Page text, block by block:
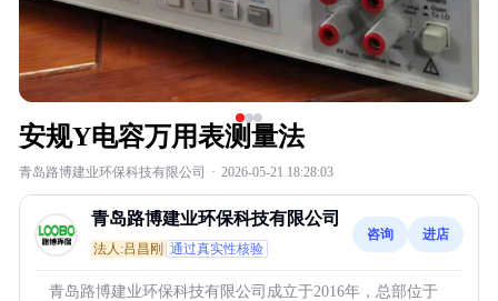
安规Y电容万用表测量法
青岛路博建业环保科技有限公司 · 2026-05-21 18:28:03
青岛路博建业环保科技有限公司
法人:吕昌刚 通过真实性核验
咨询 进店
青岛路博建业环保科技有限公司成立于2016年，总部位于